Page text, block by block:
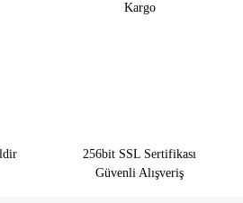
Kargo
256bit SSL Sertifikası
Güvenli Alışveriş